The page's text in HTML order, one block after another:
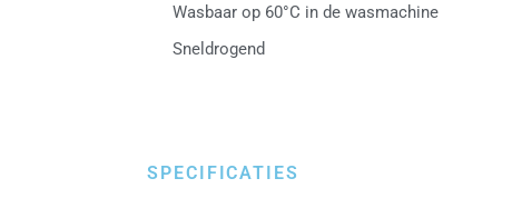
Wasbaar op 60°C in de wasmachine
Sneldrogend
SPECIFICATIES